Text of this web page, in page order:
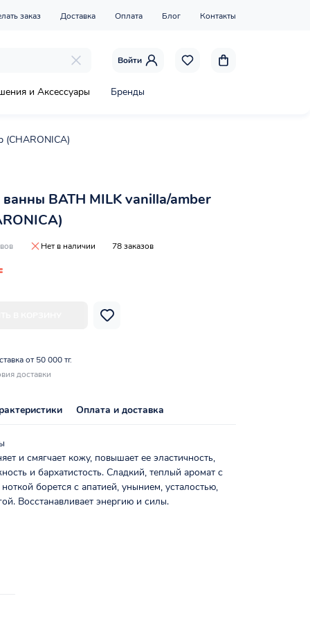
заказ Доставка Оплата Блог Контакты
Войти
и Аксессуары Бренды
(CHARONICA)
BATH MILK vanilla/amber
Нет в наличии 78 заказов
от 50 000 тг.
доставки
Оплата и доставка
и смягчает кожу, повышает ее эластичность,
и бархатистость. Сладкий, теплый аромат с
борется с апатией, унынием, усталостью,
Восстанавливает энергию и силы.